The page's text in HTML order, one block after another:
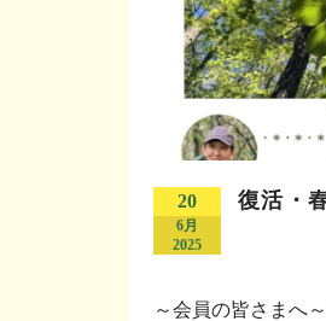
20
6月
2025
復活・
～会員の皆さまへ